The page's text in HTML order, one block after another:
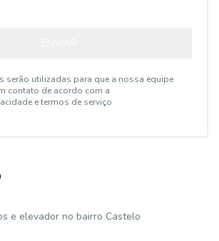
serão utilizadas para que a nossa equipe
contato de acordo com a
e termos de serviço
e elevador no bairro Castelo